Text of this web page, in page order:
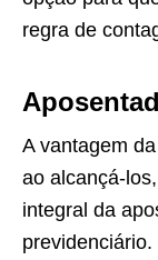
regra de
A vantagem
ao alcançá-
integral da